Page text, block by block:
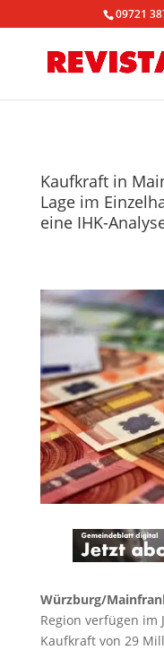
09721
Kaufkraft in
Lage im
eine IHK-
Würzburg/
Region verfügen im
Kaufkraft von 29